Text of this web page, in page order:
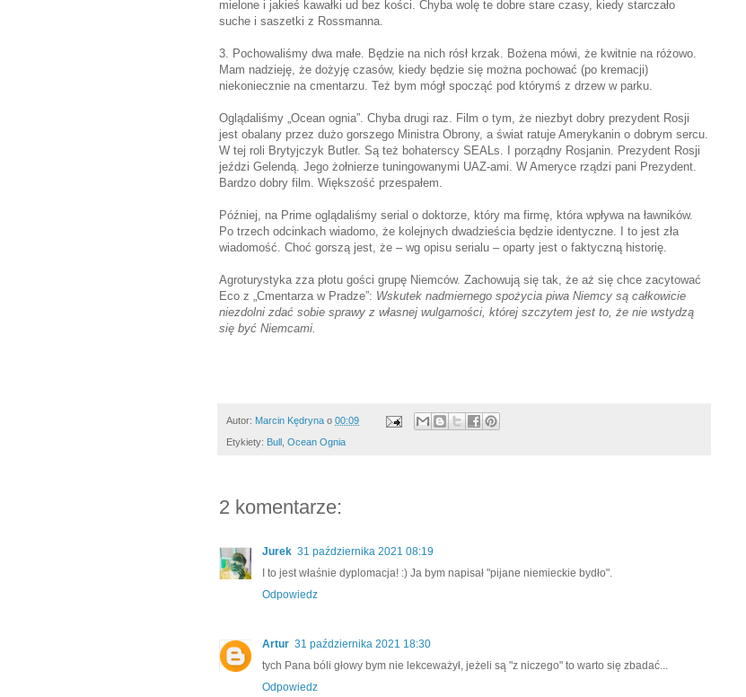
mielone i jakieś kawałki ud bez kości. Chyba wolę te dobre stare czasy, kiedy starczało
suche i saszetki z Rossmanna.
3. Pochowaliśmy dwa małe. Będzie na nich rósł krzak. Bożena mówi, że kwitnie na różowo.
Mam nadzieję, że dożyję czasów, kiedy będzie się można pochować (po kremacji)
niekoniecznie na cmentarzu. Też bym mógł spocząć pod którymś z drzew w parku.
Oglądaliśmy „Ocean ognia”. Chyba drugi raz. Film o tym, że niezbyt dobry prezydent Rosji
jest obalany przez dużo gorszego Ministra Obrony, a świat ratuje Amerykanin o dobrym sercu.
W tej roli Brytyjczyk Butler. Są też bohaterscy SEALs. I porządny Rosjanin. Prezydent Rosji
jeździ Gelendą. Jego żołnierze tuningowanymi UAZ-ami. W Ameryce rządzi pani Prezydent.
Bardzo dobry film. Większość przespałem.
Później, na Prime oglądaliśmy serial o doktorze, który ma firmę, która wpływa na ławników.
Po trzech odcinkach wiadomo, że kolejnych dwadzieścia będzie identyczne. I to jest zła
wiadomość. Choć gorszą jest, że – wg opisu serialu – oparty jest o faktyczną historię.
Agroturystyka zza płotu gości grupę Niemców. Zachowują się tak, że aż się chce zacytować
Eco z „Cmentarza w Pradze”: Wskutek nadmiernego spożycia piwa Niemcy są całkowicie
niezdolni zdać sobie sprawy z własnej wulgarności, której szczytem jest to, że nie wstydzą
się być Niemcami.
Autor: Marcin Kędryna o 00:09
Etykiety: Bull , Ocean Ognia
2 komentarze:
Jurek 31 października 2021 08:19
I to jest właśnie dyplomacja! :) Ja bym napisał "pijane niemieckie bydło".
Odpowiedz
Artur 31 października 2021 18:30
tych Pana bóli głowy bym nie lekceważył, jeżeli są "z niczego" to warto się zbadać...
Odpowiedz